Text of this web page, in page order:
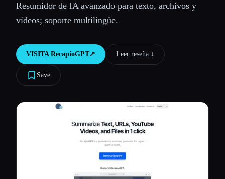
🎓 Estudiantes
Blog
Comparar herramientas
Todas las categorías
Resumidor de IA avanzado para texto, archivos y
vídeos; soporte multilingüe.
VISITA RecapioGPT↗︎ Leer reseña ↓︎
Save